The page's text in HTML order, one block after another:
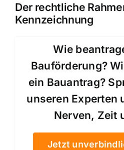
Der rechtliche
Kennzeichnung
Wie
Bauförderung?
ein Bauantrag?
unseren Experten
Nerven, Zeit
Jetzt